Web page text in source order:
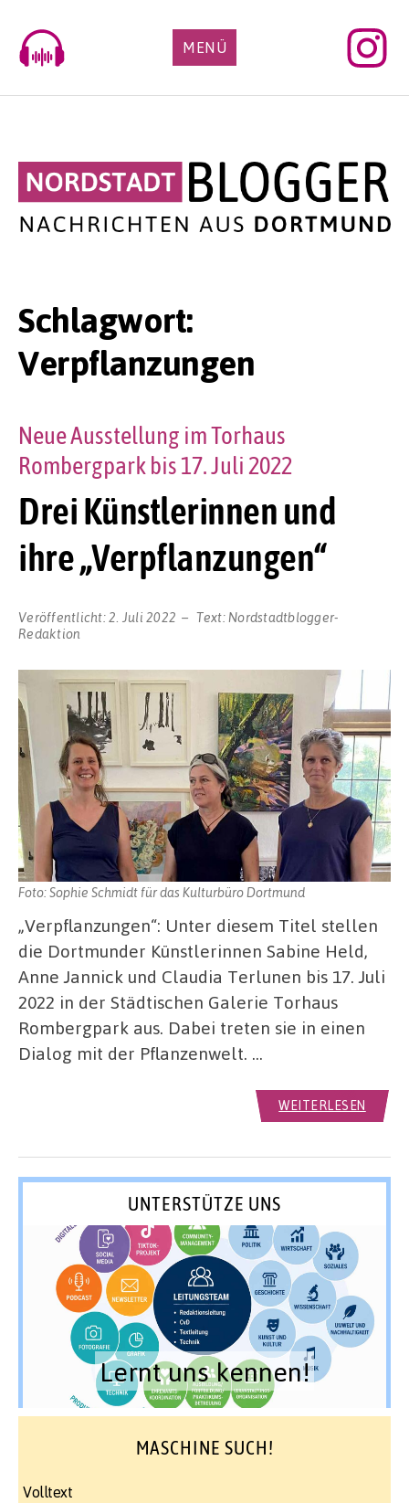
content
MENÜ
Schlagwort:
Verpflanzungen
Drei Künstlerinnen und
ihre „Verpflanzungen“
Neue Ausstellung im Torhaus
Rombergpark bis 17. Juli 2022
Veröffentlicht:2. Juli 2022 Text: Nordstadtblogger-
Redaktion
Foto: Sophie Schmidt für das Kulturbüro Dortmund
„Verpflanzungen“: Unter diesem Titel stellen
die Dortmunder Künstlerinnen Sabine Held,
Anne Jannick und Claudia Terlunen bis 17. Juli
2022 in der Städtischen Galerie Torhaus
Rombergpark aus. Dabei treten sie in einen
Dialog mit der Pflanzenwelt. …
WEITERLESEN
UNTERSTÜTZE UNS
Lernt uns kennen!
MASCHINE SUCH!
Volltext